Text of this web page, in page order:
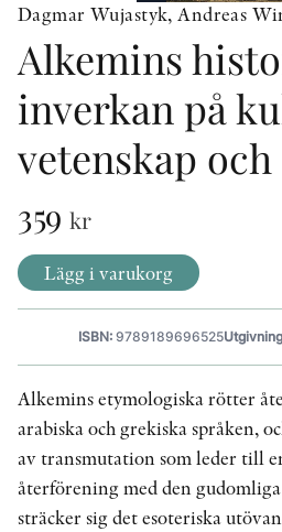
Dagmar Wujastyk, Andreas
Alkemins
inverkan på
vetenskap
359 kr
Lägg i varukorg
ISBN: 9789189696525
Alkemins etymologiska rötter
arabiska och grekiska språken,
av transmutation som leder till
återförening med den
sträcker sig det esoteriska